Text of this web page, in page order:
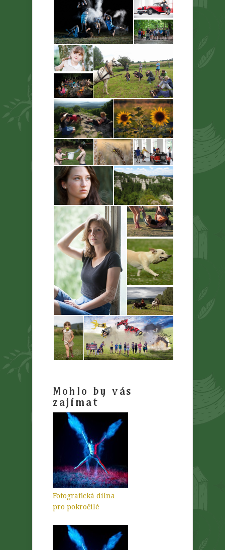
Mohlo by vás
zajímat
Fotografická dílna
pro pokročilé